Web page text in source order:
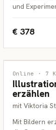
und
€ 378
ILLUSTRATION
ERWACHSENE
Online · 7
erzählen
mit Viktoria
Mit Bildern